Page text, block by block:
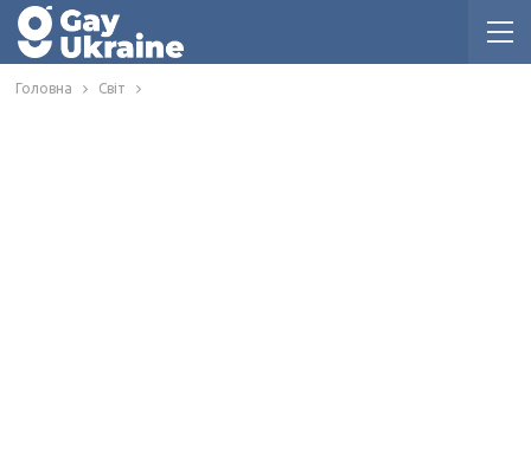
Головна Світ